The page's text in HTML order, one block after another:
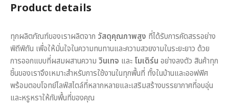
Product details
ทุกผลิตภัณฑ์ของเราผลิตจาก วัสดุคุณภาพสูง ที่ได้รับการคัดสรรอย่าง
พิถีพิถัน เพื่อให้มั่นใจในความทนทานและความสวยงามในระยะยาว ด้วย
การออกแบบที่ผสมผสานความ วินเทจ และ โมเดิร์น อย่างลงตัว สินค้าทุก
ชิ้นของเราจึงเหมาะสำหรับการใช้งานในทุกพื้นที่ ทั้งในบ้านและออฟฟิศ
พร้อมตอบโจทย์ไลฟ์สไตล์ที่หลากหลายและเสริมสร้างบรรยากาศที่อบอุ่น
และหรูหราให้กับพื้นที่ของคุณ